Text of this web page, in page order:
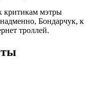
критикам мэтры
Бондарчук, к
троллей.